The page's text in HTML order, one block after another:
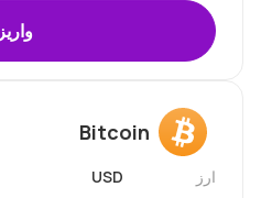
واریز
Bitcoin
ارز
USD